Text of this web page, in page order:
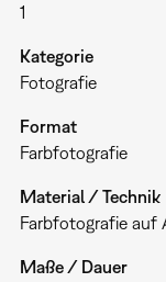
1
Kategorie
Fotografie
Format
Farbfotografie
Material / Technik
Farbfotografie auf
Maße / Dauer